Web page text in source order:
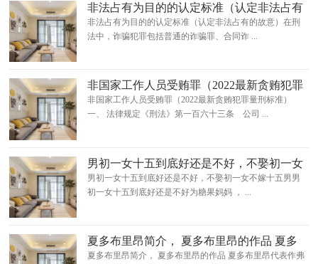
非法占有为目的的认定标准（认定非法占有
的故意）
非法占有为目的的认定标准（认定非法占有的故意）在刑
法中，诈骗犯罪包括普通的诈骗罪、合同诈 ...
非国家工作人员受贿罪（2022最新贪贿犯罪
量刑标准）
非国家工作人员受贿罪（2022最新贪贿犯罪量刑标准）
一、 法律规定《刑法》第一百六十三条 公司 ...
男初一女十五到底好还是不好，不娶初一女
不嫁十五男
男初一女十五到底好还是不好，不娶初一女不嫁十五男男
初一女十五到底好还是不好为糖果妈妈 ， ...
夏多布里昂简介， 夏多布里昂的作品 夏多
布里昂代表作
夏多布里昂简介， 夏多布里昂的作品 夏多布里昂代表作弗